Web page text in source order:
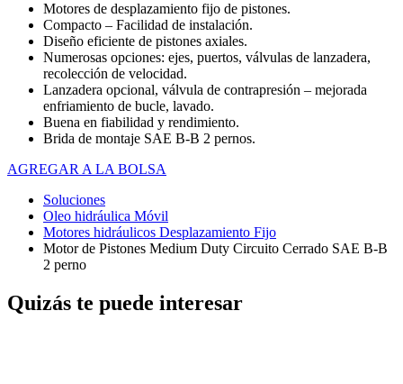
Motores de desplazamiento fijo de pistones.
Compacto – Facilidad de instalación.
Diseño eficiente de pistones axiales.
Numerosas opciones: ejes, puertos, válvulas de lanzadera,
recolección de velocidad.
Lanzadera opcional, válvula de contrapresión – mejorada
enfriamiento de bucle, lavado.
Buena en fiabilidad y rendimiento.
Brida de montaje SAE B-B 2 pernos.
AGREGAR A LA BOLSA
Soluciones
Oleo hidráulica Móvil
Motores hidráulicos Desplazamiento Fijo
Motor de Pistones Medium Duty Circuito Cerrado SAE B-B
2 perno
Quizás te puede interesar